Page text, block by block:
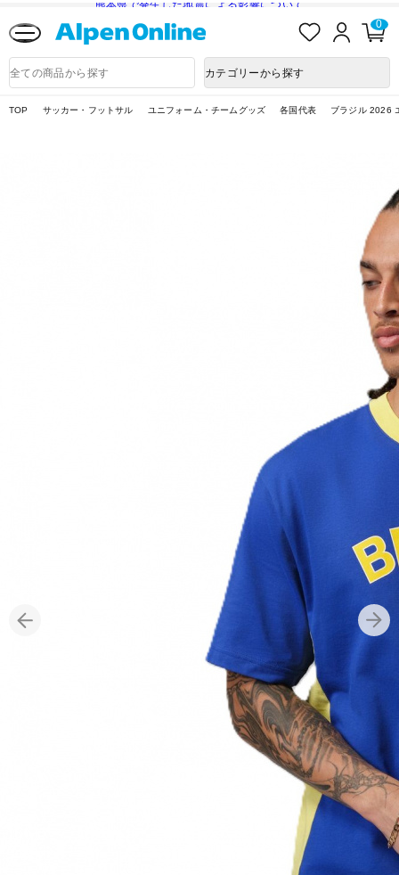
熊本県で発生した地震による影響について
入
ロ
ン
0
品
検
カテゴリーから探す
TOP サッカー・フットサル ユニフォーム・チームグッズ 各国代表 ブラジル 2026